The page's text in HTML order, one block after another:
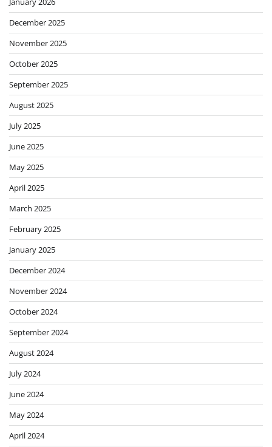
December 2025
November 2025
October 2025
September 2025
August 2025
July 2025
June 2025
May 2025
April 2025
March 2025
February 2025
January 2025
December 2024
November 2024
October 2024
September 2024
August 2024
July 2024
June 2024
May 2024
April 2024